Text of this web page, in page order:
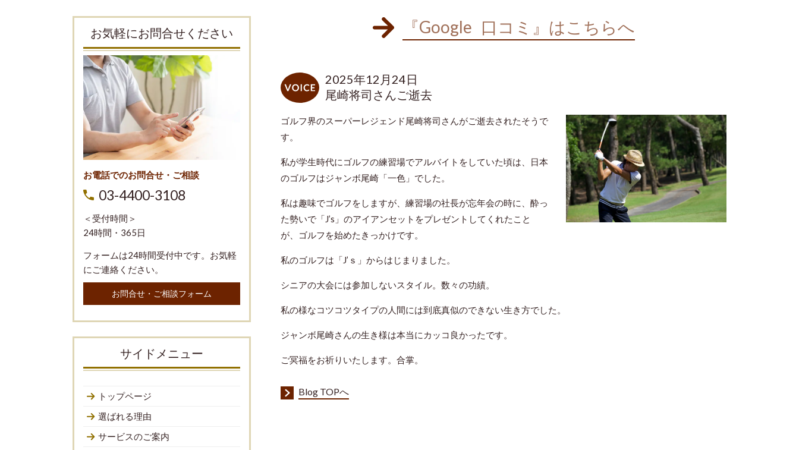
『Google 口コミ』はこちらへ
2025年12月24日
尾崎将司さんご逝去
ゴルフ界のスーパーレジェンド尾崎将司さんがご逝去されたそうで
す。
私が学生時代にゴルフの練習場でアルバイトをしていた頃は、日本
のゴルフはジャンボ尾崎「一色」でした。
私は趣味でゴルフをしますが、練習場の社長が忘年会の時に、酔っ
た勢いで「J’s」のアイアンセットをプレゼントしてくれたこと
が、ゴルフを始めたきっかけです。
私のゴルフは「J’ｓ」からはじまりました。
シニアの大会には参加しないスタイル。数々の功績。
私の様なコツコツタイプの人間には到底真似のできない生き方でした。
ジャンボ尾崎さんの生き様は本当にカッコ良かったです。
ご冥福をお祈りいたします。合掌。
Blog TOPへ
お気軽にお問合せください
お電話でのお問合せ・ご相談
03-4400-3108
＜受付時間＞
24時間・365日
フォームは24時間受付中です。お気軽
にご連絡ください。
お問合せ・ご相談フォーム
サイドメニュー
トップページ
選ばれる理由
サービスのご案内